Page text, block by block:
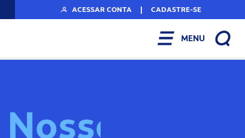
ACESSAR CONTA | CADASTRE-SE
MENU
Nosso